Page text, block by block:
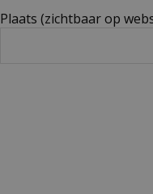
Plaats (zichtbaar op